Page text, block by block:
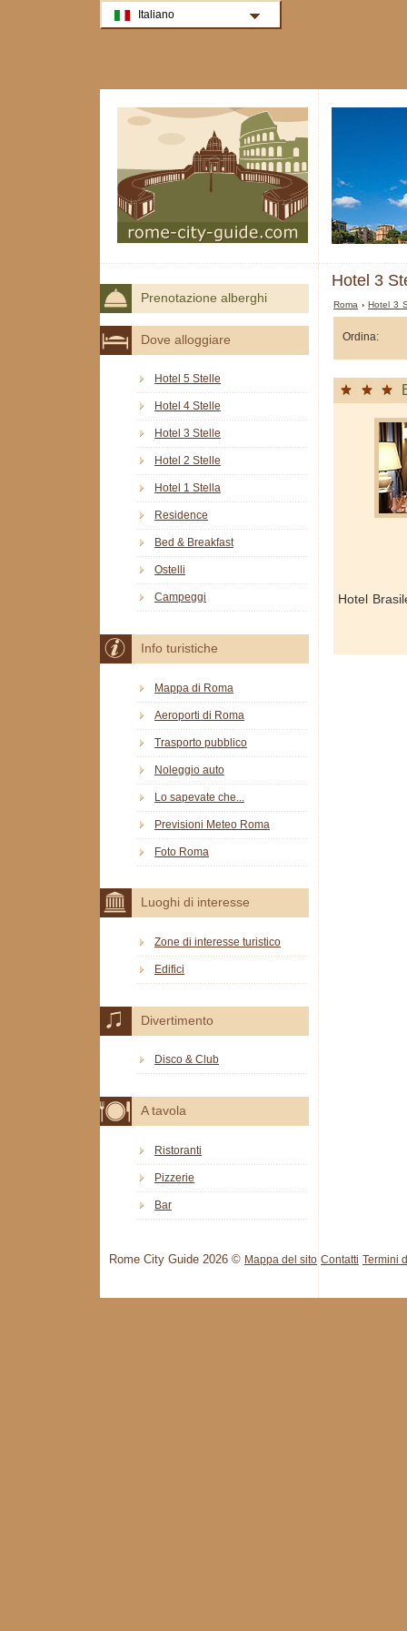
Hotel 3
Roma ›Hotel 3
Ordina:
Hotel
Prenotazione alberghi
Dove alloggiare
Hotel 5 Stelle
Hotel 4 Stelle
Hotel 3 Stelle
Hotel 2 Stelle
Hotel 1 Stella
Residence
Bed & Breakfast
Ostelli
Campeggi
Info turistiche
Mappa di Roma
Aeroporti di Roma
Trasporto pubblico
Noleggio auto
Lo sapevate che...
Previsioni Meteo Roma
Foto Roma
Luoghi di interesse
Zone di interesse turistico
Edifici
Divertimento
Disco & Club
A tavola
Ristoranti
Pizzerie
Bar
Rome City Guide 2026 © Mappa del sito Contatti Termini
Italiano